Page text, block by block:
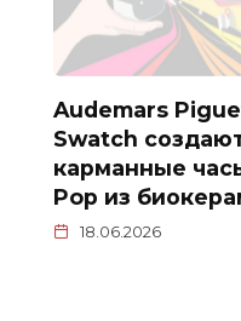
Audemars
Swatch
карманные
Pop из
18.06.2026